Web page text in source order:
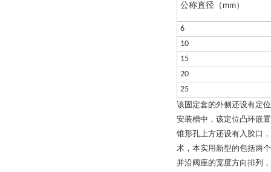
公称直径（ mm）
6
10
15
20
25
该固定套的外侧还设有定
安装槽中，该定位凸环嵌
锥形孔上方还设有入胶口
术，本实用新型的包括两
并沿阀座的宽度方向排列